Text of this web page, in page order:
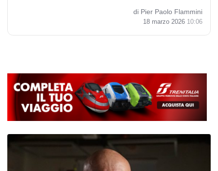
di Pier Paolo Flammini
18 marzo 2026 10:06